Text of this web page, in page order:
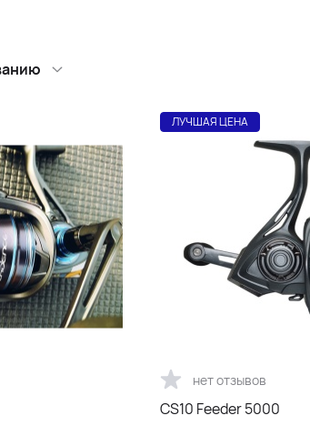
ЛУЧШАЯ ЦЕНА
нет отзывов
CS10 Feeder 5000